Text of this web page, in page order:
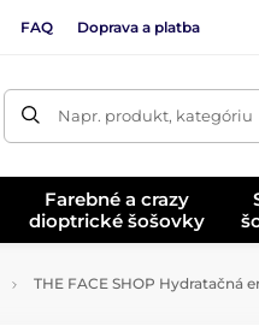
FAQ Doprava a platba
Napr. produkt, kategóriu
Farebné a crazy
dioptrické šošovky
THE FACE SHOP Hydratačná